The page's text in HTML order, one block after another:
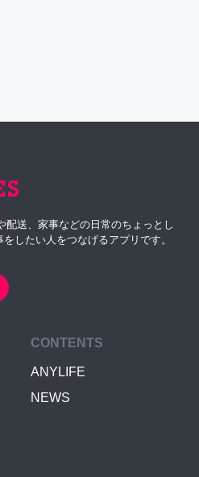
送、家事などの日常のちょっとし
したい人をつなげるアプリです。
CONTENTS
ANYLIFE
NEWS